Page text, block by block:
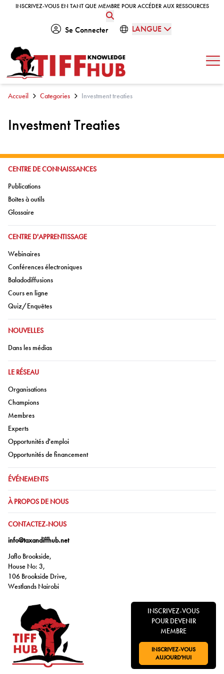
Skip to content
INSCRIVEZ-VOUS EN TANT QUE MEMBRE POUR ACCÉDER AUX RESSOURCES
INSCRIVEZ-VOUS EN TANT QUE MEMBRE POUR ACCÉDER AUX RESSOURCES
Se Connecter LANGUE
Accueil Categories Investment treaties
Investment Treaties
ALLER À:
CENTRE DE CONNAISSANCES
Aller à:
Publications
Aller à:
Boîtes à outils
Aller à:
Glossaire
ALLER À:
CENTRE D'APPRENTISSAGE
Aller à:
Webinaires
Aller à:
Conférences électroniques
Aller à:
Baladodiffusions
Aller à:
Cours en ligne
Aller à:
Quiz/Enquêtes
ALLER À:
NOUVELLES
Aller à:
Dans les médias
ALLER À:
LE RÉSEAU
Aller à:
Organisations
Aller à:
Champions
Aller à:
Membres
Aller à:
Experts
Aller à:
Opportunités d'emploi
Aller à:
Opportunités de financement
ALLER À:
ÉVÉNEMENTS
ALLER À:
À PROPOS DE NOUS
ALLER À:
CONTACTEZ-NOUS
info@taxandiffhub.net
Jaflo Brookside,
House No: 3,
106 Brookside Drive,
Westlands Nairobi
INSCRIVEZ-VOUS
POUR DEVENIR
MEMBRE
ALLER À:
INSCRIVEZ-VOUS
AUJOURD'HUI